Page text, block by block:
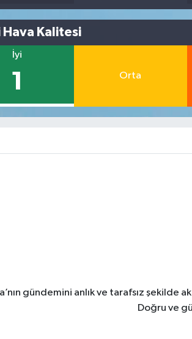
Hava Kalitesi
İyi
1 Orta
gündemini anlık ve tarafsız
Doğru ve